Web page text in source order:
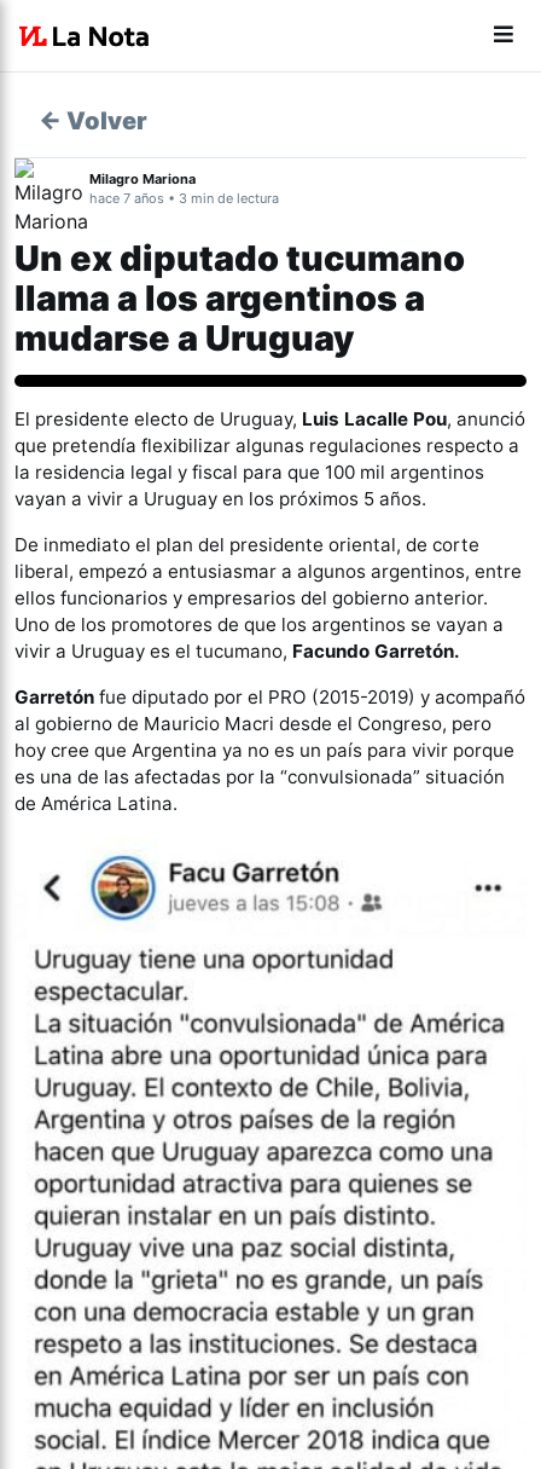
← Volver
Milagro Mariona
hace 7 años • 3 min de lectura
Un ex diputado tucumano
llama a los argentinos a
mudarse a Uruguay
El presidente electo de Uruguay, Luis Lacalle Pou, anunció
que pretendía flexibilizar algunas regulaciones respecto a
la residencia legal y fiscal para que 100 mil argentinos
vayan a vivir a Uruguay en los próximos 5 años.
De inmediato el plan del presidente oriental, de corte
liberal, empezó a entusiasmar a algunos argentinos, entre
ellos funcionarios y empresarios del gobierno anterior.
Uno de los promotores de que los argentinos se vayan a
vivir a Uruguay es el tucumano, Facundo Garretón.
Garretón fue diputado por el PRO (2015-2019) y acompañó
al gobierno de Mauricio Macri desde el Congreso, pero
hoy cree que Argentina ya no es un país para vivir porque
es una de las afectadas por la “convulsionada” situación
de América Latina.